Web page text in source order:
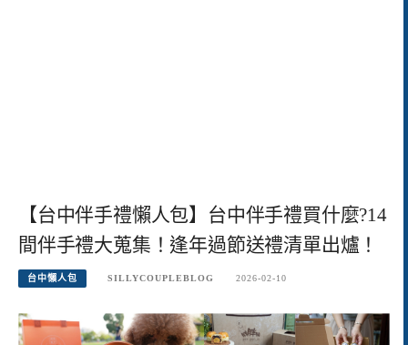
【台中伴手禮懶人包】台中伴手禮買什麼?14
間伴手禮大蒐集！逢年過節送禮清單出爐！
台中懶人包 SILLYCOUPLEBLOG 2026-02-10